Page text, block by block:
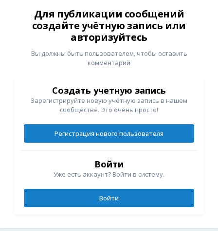
Для публикации сообщений
создайте учётную запись или
авторизуйтесь
Вы должны быть пользователем, чтобы оставить
комментарий
Создать учетную запись
Зарегистрируйте новую учётную запись в нашем
сообществе. Это очень просто!
Регистрация нового пользователя
Войти
Уже есть аккаунт? Войти в систему.
Войти